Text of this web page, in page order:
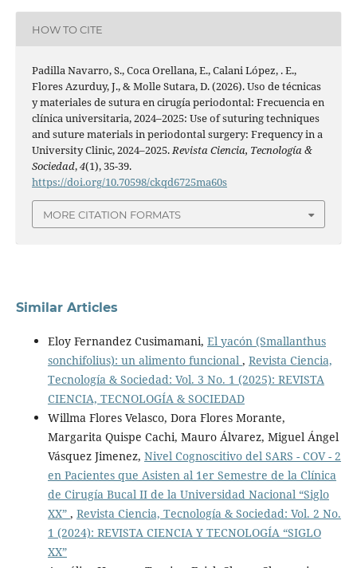
HOW TO CITE
Padilla Navarro, S., Coca Orellana, E., Calani López, . E.,
Flores Azurduy, J., & Molle Sutara, D. (2026). Uso de técnicas
y materiales de sutura en cirugía periodontal: Frecuencia en
clínica universitaria, 2024–2025: Use of suturing techniques
and suture materials in periodontal surgery: Frequency in a
University Clinic, 2024–2025.Revista Ciencia, Tecnología &
Sociedad,4(1), 35-39.
https://doi.org/10.70598/ckqd6725ma60s
MORE CITATION FORMATS
Similar Articles
Eloy Fernandez Cusimamani, El yacón (Smallanthus
sonchifolius): un alimento funcional , Revista Ciencia,
Tecnología & Sociedad: Vol. 3 No. 1 (2025): REVISTA
CIENCIA, TECNOLOGÍA & SOCIEDAD
Willma Flores Velasco, Dora Flores Morante,
Margarita Quispe Cachi, Mauro Álvarez, Miguel Ángel
Vásquez Jimenez, Nivel Cognoscitivo del SARS - COV - 2
en Pacientes que Asisten al 1er Semestre de la Clínica
de Cirugía Bucal II de la Universidad Nacional “Siglo
XX” , Revista Ciencia, Tecnología & Sociedad: Vol. 2 No.
1 (2024): REVISTA CIENCIA Y TECNOLOGÍA “SIGLO
XX”